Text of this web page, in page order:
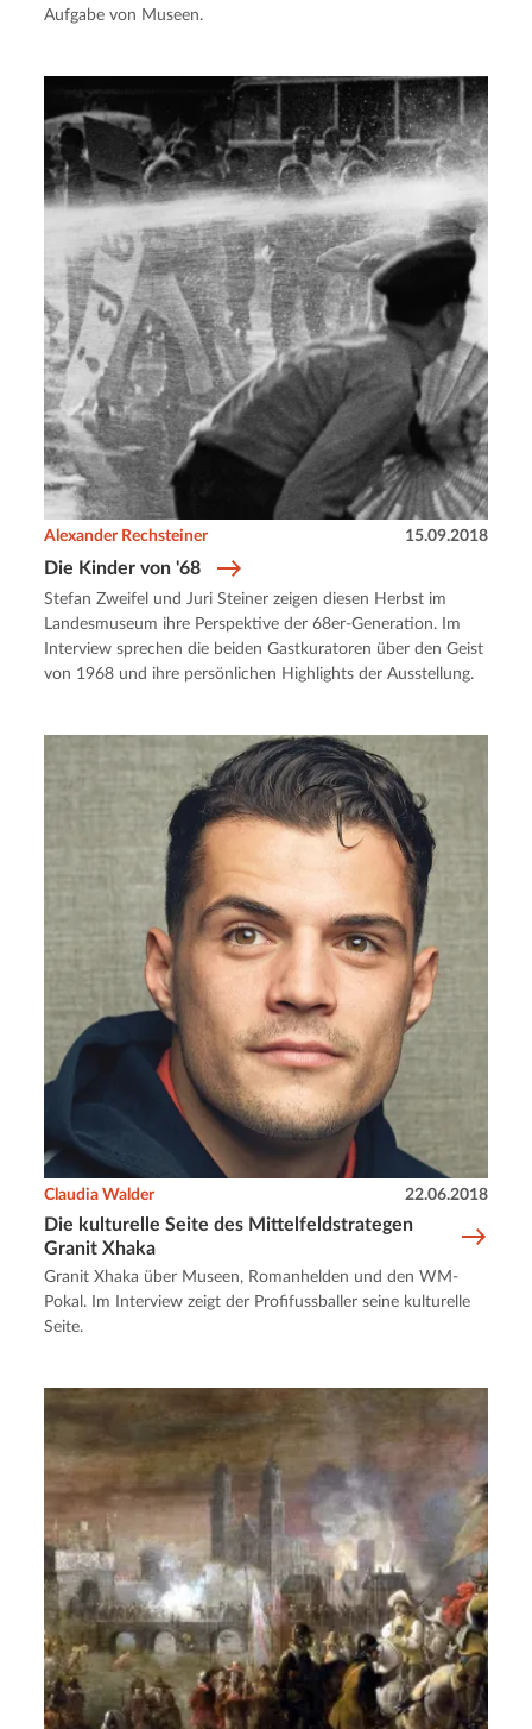
Aufgabe von Museen.
Die Kinder von '68
Alexander Rechsteiner 15.09.2018
Stefan Zweifel und Juri Steiner zeigen diesen Herbst im
Landesmuseum ihre Perspektive der 68er-Generation. Im
Interview sprechen die beiden Gastkuratoren über den Geist
von 1968 und ihre persönlichen Highlights der Ausstellung.
Die kulturelle Seite des Mittelfeldstrategen
Granit Xhaka
Claudia Walder 22.06.2018
Granit Xhaka über Museen, Romanhelden und den WM-
Pokal. Im Interview zeigt der Profifussballer seine kulturelle
Seite.